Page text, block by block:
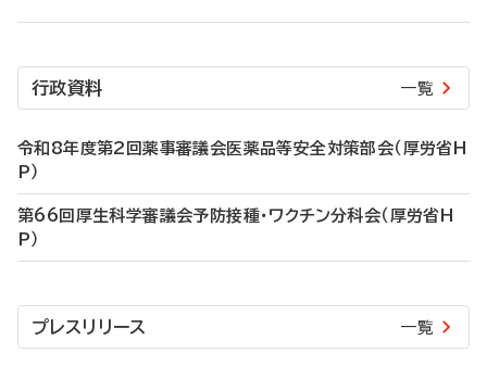
行政資料 一覧
令和8年度第2回薬事審議会医薬品等安全対策部会（厚労省H
P）
第66回厚生科学審議会予防接種・ワクチン分科会（厚労省H
P）
プレスリリース 一覧